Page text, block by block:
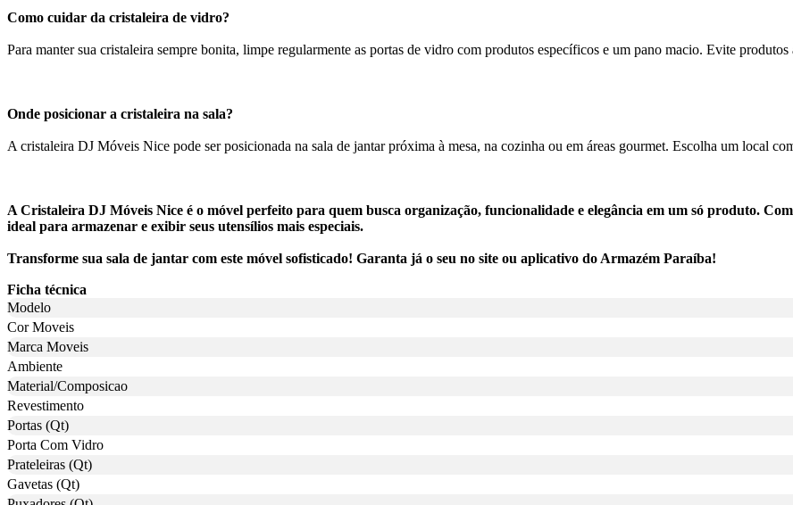
Como cuidar da cristaleira de vidro?
Para manter sua cristaleira sempre bonita, limpe regularmente as portas de vidro com produtos específicos e um pano macio. Evite
Onde posicionar a cristaleira na sala?
A cristaleira DJ Móveis Nice pode ser posicionada na sala de jantar próxima à mesa, na cozinha ou em áreas gourmet. Escolha um local
A Cristaleira DJ Móveis Nice é o móvel perfeito para quem busca organização, funcionalidade e elegância em um só produto.
ideal para armazenar e exibir seus utensílios mais especiais.
Transforme sua sala de jantar com este móvel sofisticado! Garanta já o seu no site ou aplicativo do Armazém Paraíba!
Ficha técnica
Modelo
Cor Moveis
Marca Moveis
Ambiente
Material/Composicao
Revestimento
Portas (Qt)
Porta Com Vidro
Prateleiras (Qt)
Gavetas (Qt)